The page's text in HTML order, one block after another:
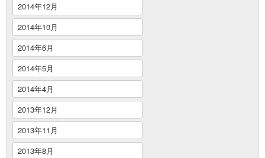
2014年12月
2014年10月
2014年6月
2014年5月
2014年4月
2013年12月
2013年11月
2013年8月